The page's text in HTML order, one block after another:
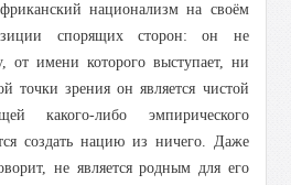
национализм на своём
спорящих сторон: он не
от имени которого выступает, ни
точки зрения он является чистой
какого-либо эмпирического
создать нацию из ничего. Даже
не является родным для его